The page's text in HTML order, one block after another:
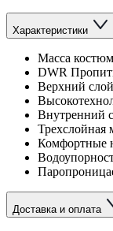
Характеристики
Масса
DWR
Верхний
Внутренний
Трехслойная
Комфортные
Доставка и оплата